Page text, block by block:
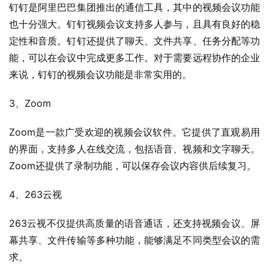
钉钉是阿里巴巴集团推出的通信工具，其中的视频会议功能
也十分强大。钉钉视频会议支持多人参与，且具有良好的稳
定性和音质。钉钉还提供了聊天、文件共享、任务分配等功
能，可以在会议中完成更多工作。对于需要远程协作的企业
来说，钉钉的视频会议功能是非常实用的。
3、Zoom
Zoom是一款广受欢迎的视频会议软件。它提供了直观易用
的界面，支持多人在线交流，包括语音、视频和文字聊天。
Zoom还提供了录制功能，可以保存会议内容供后续复习。
4、263云视
263云视不仅提供高质量的语音通话，还支持视频会议、屏
幕共享、文件传输等多种功能，能够满足不同类型会议的需
求。